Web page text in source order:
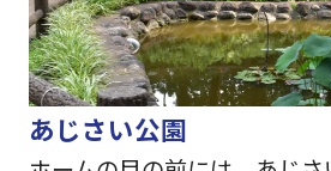
あじさい公園